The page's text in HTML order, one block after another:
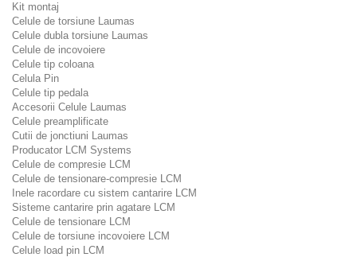
Kit montaj
Celule de torsiune Laumas
Celule dubla torsiune Laumas
Celule de incovoiere
Celule tip coloana
Celula Pin
Celule tip pedala
Accesorii Celule Laumas
Celule preamplificate
Cutii de jonctiuni Laumas
Producator LCM Systems
Celule de compresie LCM
Celule de tensionare-compresie LCM
Inele racordare cu sistem cantarire LCM
Sisteme cantarire prin agatare LCM
Celule de tensionare LCM
Celule de torsiune incovoiere LCM
Celule load pin LCM